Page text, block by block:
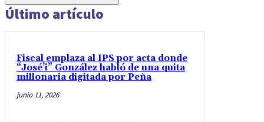
Último artículo
Fiscal emplaza al IPS por acta donde
“José’i” González habló de una quita
millonaria digitada por Peña
junio 11, 2026